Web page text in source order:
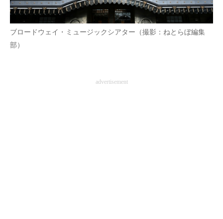
ブロードウェイ・ミュージックシアター（撮影：ねとらぼ編集
部）
advertisement